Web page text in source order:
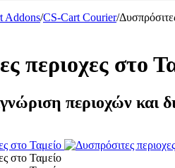
Addons/CS-Cart Courier/
περιοχες στο
περιοχών και